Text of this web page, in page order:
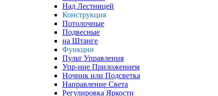
Над Лестницей
Конструкция
Потолочные
Подвесные
на Штанге
Функции
Пульт Управления
Упр-ние Приложением
Ночник или Подсветка
Направление Света
Регулировка Яркости